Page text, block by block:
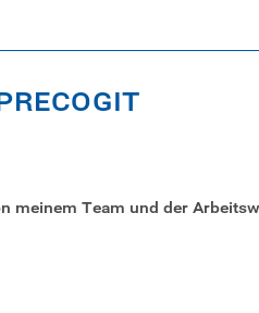
meinem Team und der